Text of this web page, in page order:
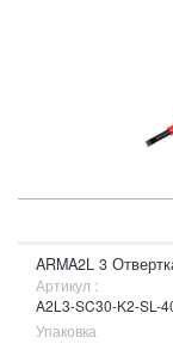
ARMA2L 3
Артикул :
A2L3-SC30-K2-SL-
Упаковка